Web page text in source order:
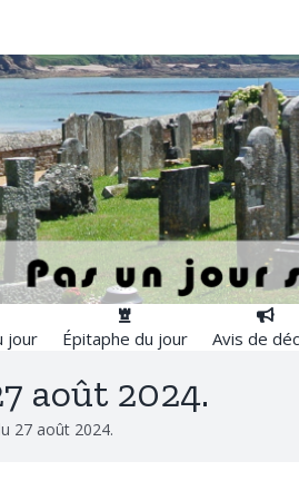
jour Épitaphe du jour Avis de
août 2024.
27 août 2024.